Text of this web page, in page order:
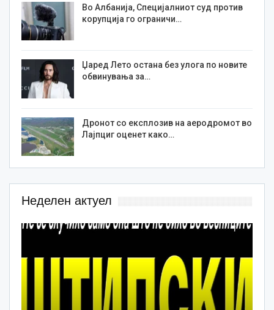
Во Албанија, Специјалниот суд против
корупција го ограничи…
Џаред Лето остана без улога по новите
обвинувања за…
Дронот со експлозив на аеродромот во
Лајпциг оценет како…
Неделен актуел